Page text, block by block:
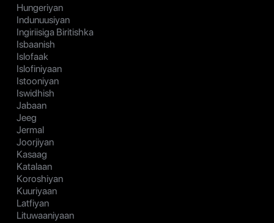
Hungeriyan
Indunuusiyan
Ingiriisiga Biritishka
Isbaanish
Islofaak
Islofiniyaan
Istooniyan
Iswidhish
Jabaan
Jeeg
Jermal
Joorjiyan
Kasaag
Katalaan
Koroshiyan
Kuuriyaan
Latfiyan
Lituwaaniyaan